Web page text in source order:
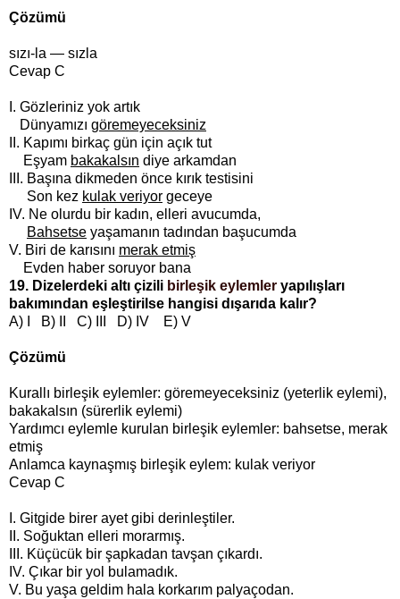
Çözümü
sızı-la — sızla
Cevap C
I. Gözleriniz yok artık
Dünyamızı göremeyeceksiniz
II. Kapımı birkaç gün için açık tut
Eşyam bakakalsın diye arkamdan
III. Başına dikmeden önce kırık testisini
Son kez kulak veriyor geceye
IV. Ne olurdu bir kadın, elleri avucumda,
Bahsetse yaşamanın tadından başucumda
V. Biri de karısını merak etmiş
Evden haber soruyor bana
19. Dizelerdeki altı çizili birleşik eylemler yapılışları
bakımından eşleştirilse hangisi dışarıda kalır?
A) I B) II C) III D) IV E) V
Çözümü
Kurallı birleşik eylemler: göremeyeceksiniz (yeterlik eylemi),
bakakalsın (sürerlik eylemi)
Yardımcı eylemle kurulan birleşik eylemler: bahsetse, merak
etmiş
Anlamca kaynaşmış birleşik eylem: kulak veriyor
Cevap C
I. Gitgide birer ayet gibi derinleştiler.
II. Soğuktan elleri morarmış.
III. Küçücük bir şapkadan tavşan çıkardı.
IV. Çıkar bir yol bulamadık.
V. Bu yaşa geldim hala korkarım palyaçodan.